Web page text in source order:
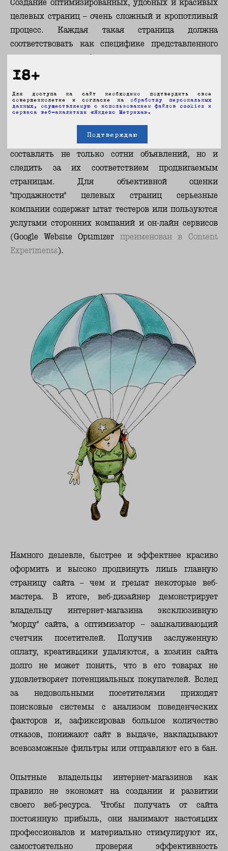
Создание оптимизированных, удобных и красивых
целевых страниц – очень сложный и кропотливый
процесс. Каждая такая страница должна
соответствовать как специфике представленного
товара, так и особенностям целевой аудитории.
Для разработки качественной посадочной
сео-копирайтера, оптимизатора и веб-мастера. При
использовании неавтоматизированной контекстной
рекламы понадобятся еще услуги и контент-
менеджера – ведь дополнительно придется
составлять не только сотни объявлений, но и
следить за их соответствием продвигаемым
страницам.Для объективной оценки
"продажности" целевых страниц серьезные
компании содержат штат тестеров или пользуются
услугами сторонних компаний и он-лайн сервисов
(Google Website Optimizer преименован в Content
Experiments).
Намного дешевле, быстрее и эффектнее красиво
оформить и высоко продвинуть лишь главную
страницу сайта – чем и грешат некоторые веб-
мастера. В итоге, веб-дизайнер демонстрирует
владельцу интернет-магазина эксклюзивную
"морду" сайта, а оптимизатор – зашкаливающий
счетчик посетителей. Получив заслуженную
оплату, креативщики удаляются, а хозяин сайта
долго не может понять, что в его товарах не
удовлетворяет потенциальных покупателей. Вслед
за недовольными посетителями приходят
поисковые системы с анализом поведенческих
факторов и, зафиксировав большое количество
отказов, понижают сайт в выдаче, накладывают
всевозможные фильтры или отправляют его в бан.
Опытные владельцы интернет-магазинов как
правило не экономят на создании и развитии
своего веб-ресурса. Чтобы получать от сайта
постоянную прибыль, они нанимают настоящих
профессионалов и материально стимулируют их,
самостоятельно проверяя эффективность
18+
Для доступа на сайт необходимо подтвердить свое
совершеннолетие и согласие на обработку персональных
данных, осуществляемую с использованием файлов cookies и
сервиса веб-аналитики «Яндекс Метрика».
Подтверждаю